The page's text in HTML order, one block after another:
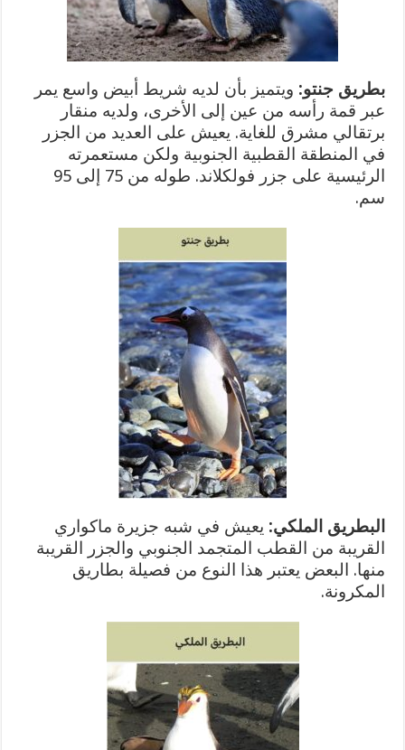
بطريق جنتو: ويتميز بأن لديه شريط أبيض واسع يمر
عبر قمة رأسه من عين إلى الأخرى، ولديه منقار
برتقالي مشرق للغاية. يعيش على العديد من الجزر
في المنطقة القطبية الجنوبية ولكن مستعمرته
الرئيسية على جزر فولكلاند. طوله من 75 إلى 95
سم.
البطريق الملكي: يعيش في شبه جزيرة ماكواري
القريبة من القطب المتجمد الجنوبي والجزر القريبة
منها. البعض يعتبر هذا النوع من فصيلة بطاريق
المكرونة.